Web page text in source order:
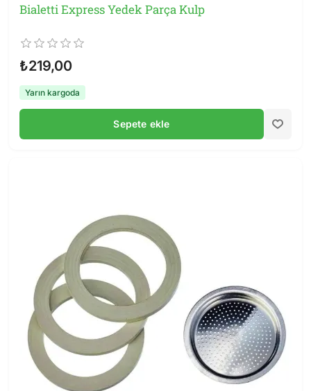
Bialetti Express Yedek Parça Kulp
₺219,00
Yarın kargoda
Sepete ekle